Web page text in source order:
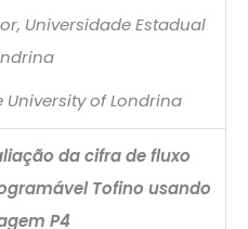
Universidade Estadual
University of Londrina
da cifra de fluxo
Tofino usando
P4